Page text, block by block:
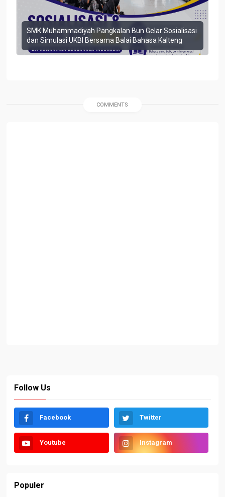
SMK Muhammadiyah Pangkalan Bun Gelar Sosialisasi
dan Simulasi UKBI Bersama Balai Bahasa Kalteng
COMMENTS
Follow Us
Facebook Twitter
Youtube Instagram
Populer